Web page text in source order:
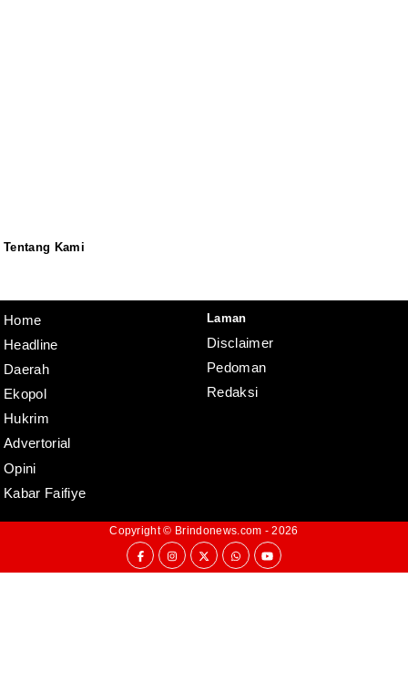
Tentang Kami
Home
Headline
Daerah
Ekopol
Hukrim
Advertorial
Opini
Kabar Faifiye
Laman
Disclaimer
Pedoman
Redaksi
Copyright © Brindonews.com - 2026